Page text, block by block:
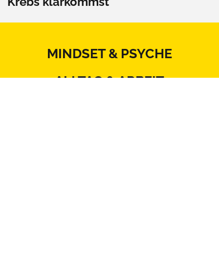
MINDSET & PSYCHE
ALLTAG & ARBEIT